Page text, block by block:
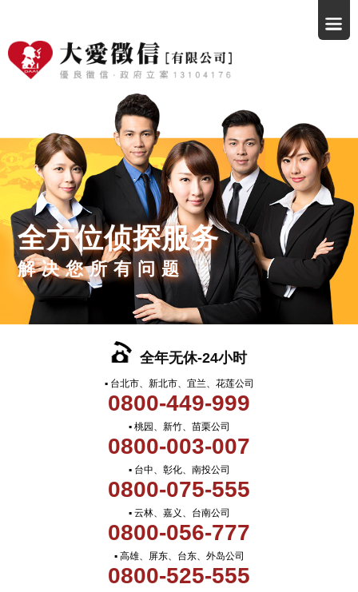
全方位侦探服务
解决您所有问题
全年无休-24小时
▪ 台北市、新北市、宜兰、花莲公司
0800-449-999
▪ 桃园、新竹、苗栗公司
0800-003-007
▪ 台中、彰化、南投公司
0800-075-555
▪ 云林、嘉义、台南公司
0800-056-777
▪ 高雄、屏东、台东、外岛公司
0800-525-555